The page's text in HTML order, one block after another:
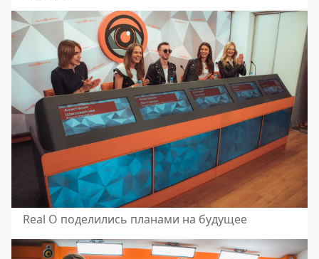
Real O поделились планами на будущее